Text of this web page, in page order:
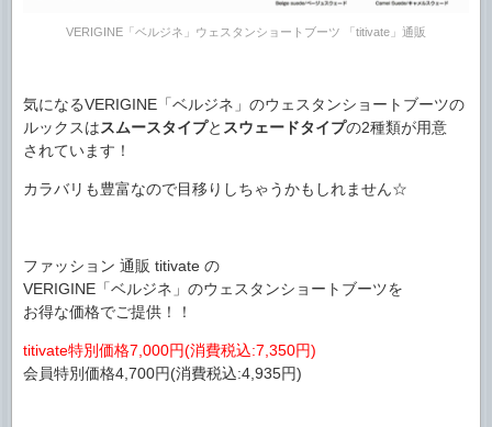
VERIGINE「ベルジネ」ウェスタンショートブーツ 「titivate」通販
気になるVERIGINE「ベルジネ」のウェスタンショートブーツの
ルックスはスムースタイプと スウェードタイプの2種類が用意
されています！
カラバリも豊富なので目移りしちゃうかもしれません☆
ファッション 通販 titivate の
VERIGINE「ベルジネ」のウェスタンショートブーツを
お得な価格でご提供！！
titivate特別価格7,000円(消費税込:7,350円)
会員特別価格4,700円(消費税込:4,935円)